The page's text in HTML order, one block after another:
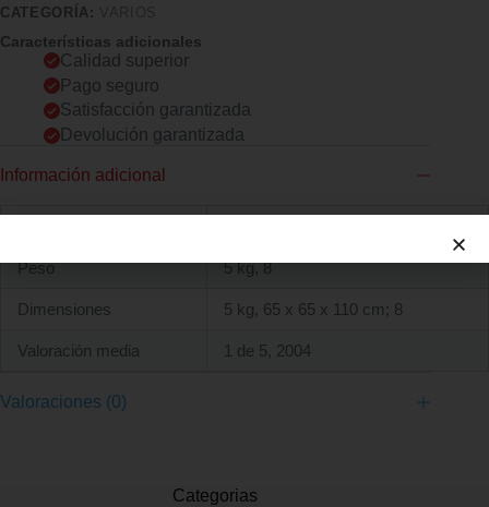
CATEGORÍA:
Características adicionales
Calidad superior
Pago seguro
Satisfacción garantizada
Devolución garantizada
Información adicional
Peso 5 kg, 8
Dimensiones 5 kg, 65 x 65 x 110 cm; 8
Valoración media 1 de 5, 2004
Valoraciones (0)
Categorias